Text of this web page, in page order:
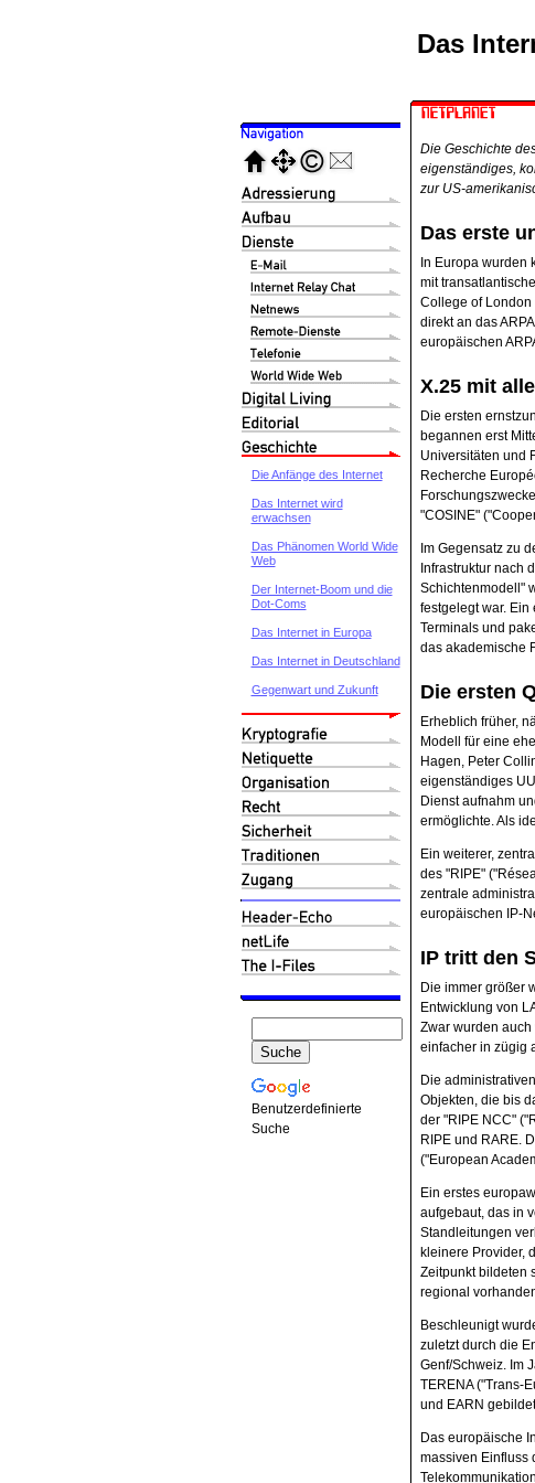
Das
Die Anfänge des Internet
Das Internet wird
erwachsen
Das Phänomen World Wide
Web
Der Internet-Boom und die
Dot-Coms
Das Internet in Europa
Das Internet in Deutschland
Gegenwart und Zukunft
Benutzerdefinierte
Suche
Die Geschichte
eigenständiges,
zur US-
Das erste
In Europa wurden
mit
College of London
direkt an das
europäischen
X.25 mit
Die ersten
begannen erst
Universitäten und
Recherche
"COSINE"
Im Gegensatz zu
Infrastruktur nach
Schichtenmodell"
festgelegt war.
Terminals und
das akademische
Die ersten
Erheblich früher,
Modell für eine
Hagen, Peter
eigenständiges
Dienst aufnahm
ermöglichte. Als
Ein weiterer,
des "RIPE"
zentrale
europäischen IP-
IP tritt den
Die immer größer
Entwicklung von
Zwar wurden
einfacher in zügig
Die
Objekten, die bis
der "RIPE NCC"
RIPE und RARE.
("European
Ein erstes
aufgebaut, das in
Standleitungen
kleinere Provider,
Zeitpunkt bildeten
regional
Beschleunigt
zuletzt durch die
Genf/Schweiz. Im
TERENA ("Trans-
und EARN
Das europäische
massiven Einfluss